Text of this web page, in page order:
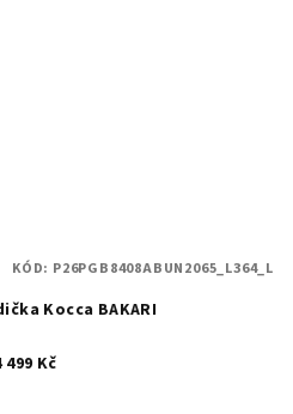
Kocca BAKARI
499 Kč
KÓD: P26PGB8408ABUN2065_L364_L